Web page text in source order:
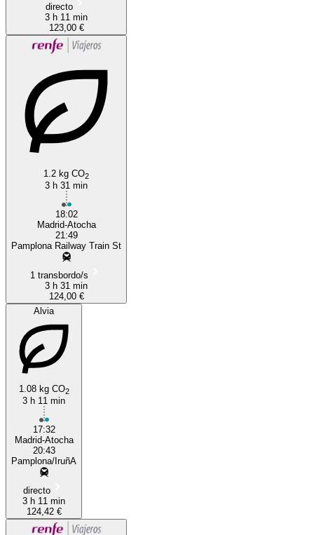
directo
3 h 11 min
123,00 €
1.2 kg CO2
3 h 31 min
18:02
Madrid-Atocha
21:49
Pamplona Railway Train St
1 transbordo/s
3 h 31 min
124,00 €
Alvia
1.08 kg CO2
3 h 11 min
17:32
Madrid-Atocha
20:43
Pamplona/IruñA
directo
3 h 11 min
124,42 €